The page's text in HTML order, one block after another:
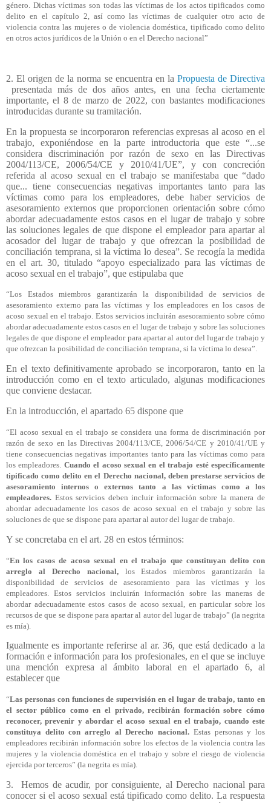
género. Dichas víctimas son todas las víctimas de los actos tipificados como
delito en el capítulo 2, así como las víctimas de cualquier otro acto de
violencia contra las mujeres o de violencia doméstica, tipificado como delito
en otros actos jurídicos de la Unión o en el Derecho nacional”
2. El origen de la norma se encuentra en la Propuesta de Directiva
presentada más de dos años antes, en una fecha ciertamente
importante, el 8 de marzo de 2022, con bastantes modificaciones
introducidas durante su tramitación.
En la propuesta se incorporaron referencias expresas al acoso en el
trabajo, exponiéndose en la parte introductoria que este “...se
considera discriminación por razón de sexo en las Directivas
2004/113/CE, 2006/54/CE y 2010/41/UE”, y con concreción
referida al acoso sexual en el trabajo se manifestaba que “dado
que... tiene consecuencias negativas importantes tanto para las
víctimas como para los empleadores, debe haber servicios de
asesoramiento externos que proporcionen orientación sobre cómo
abordar adecuadamente estos casos en el lugar de trabajo y sobre
las soluciones legales de que dispone el empleador para apartar al
acosador del lugar de trabajo y que ofrezcan la posibilidad de
conciliación temprana, si la víctima lo desea”. Se recogía la medida
en el art. 30, titulado “apoyo especializado para las víctimas de
acoso sexual en el trabajo”, que estipulaba que
“Los Estados miembros garantizarán la disponibilidad de servicios de
asesoramiento externo para las víctimas y los empleadores en los casos de
acoso sexual en el trabajo. Estos servicios incluirán asesoramiento sobre cómo
abordar adecuadamente estos casos en el lugar de trabajo y sobre las soluciones
legales de que dispone el empleador para apartar al autor del lugar de trabajo y
que ofrezcan la posibilidad de conciliación temprana, si la víctima lo desea”.
En el texto definitivamente aprobado se incorporaron, tanto en la
introducción como en el texto articulado, algunas modificaciones
que conviene destacar.
En la introducción, el apartado 65 dispone que
“El acoso sexual en el trabajo se considera una forma de discriminación por
razón de sexo en las Directivas 2004/113/CE, 2006/54/CE y 2010/41/UE y
tiene consecuencias negativas importantes tanto para las víctimas como para
los empleadores. Cuando el acoso sexual en el trabajo esté específicamente
tipificado como delito en el Derecho nacional, deben prestarse servicios de
asesoramiento internos o externos tanto a las víctimas como a los
empleadores. Estos servicios deben incluir información sobre la manera de
abordar adecuadamente los casos de acoso sexual en el trabajo y sobre las
soluciones de que se dispone para apartar al autor del lugar de trabajo.
Y se concretaba en el art. 28 en estos términos:
“En los casos de acoso sexual en el trabajo que constituyan delito con
arreglo al Derecho nacional,los Estados miembros garantizarán la
disponibilidad de servicios de asesoramiento para las víctimas y los
empleadores. Estos servicios incluirán información sobre las maneras de
abordar adecuadamente estos casos de acoso sexual, en particular sobre los
recursos de que se dispone para apartar al autor del lugar de trabajo” (la negrita
es mía).
Igualmente es importante referirse al ar. 36, que está dedicado a la
formación e información para los profesionales, en el que se incluye
una mención expresa al ámbito laboral en el apartado 6, al
establecer que
“Las personas con funciones de supervisión en el lugar de trabajo, tanto en
el sector público como en el privado, recibirán formación sobre cómo
reconocer, prevenir y abordar el acoso sexual en el trabajo, cuando este
constituya delito con arreglo al Derecho nacional. Estas personas y los
empleadores recibirán información sobre los efectos de la violencia contra las
mujeres y la violencia doméstica en el trabajo y sobre el riesgo de violencia
ejercida por terceros” (la negrita es mía).
3.
Hemos de acudir, por consiguiente, al Derecho nacional para
conocer si el acoso sexual está tipificado como delito. La respuesta